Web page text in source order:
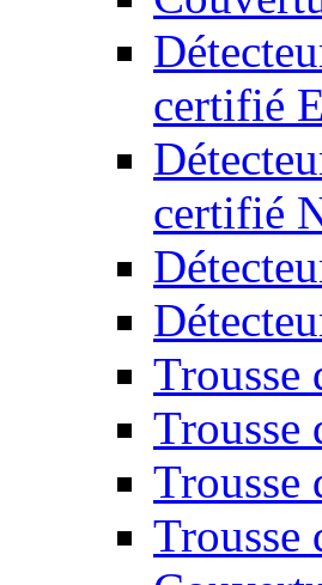
certifié
certifié
Trousse
Trousse
Trousse
Trousse